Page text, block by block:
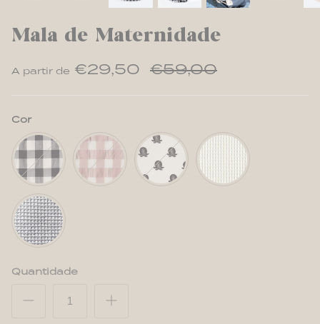
Mala de Maternidade
A partir de €29,50 €59,00
Cor
Vichy
Classic
Vichy
Powder
Pink
Octos
Waffle
Cream
Waffle
Stone
Quantidade